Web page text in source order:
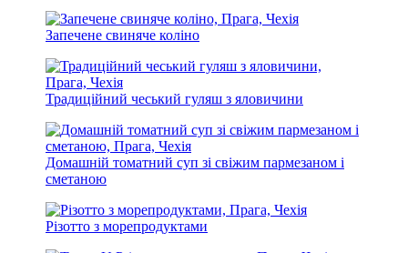
Запечене свиняче коліно
Традиційний чеський гуляш з яловичини
Домашній томатний суп зі свіжим пармезаном і
сметаною
Різотто з морепродуктами